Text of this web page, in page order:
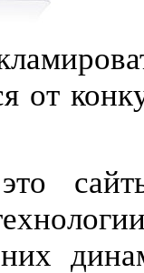
от
сайты